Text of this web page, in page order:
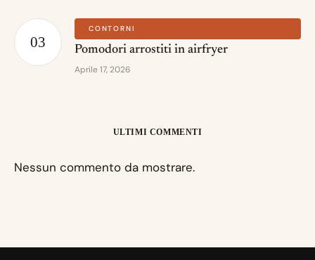
CONTORNI
Pomodori arrostiti in airfryer
Aprile 17, 2026
ULTIMI COMMENTI
Nessun commento da mostrare.